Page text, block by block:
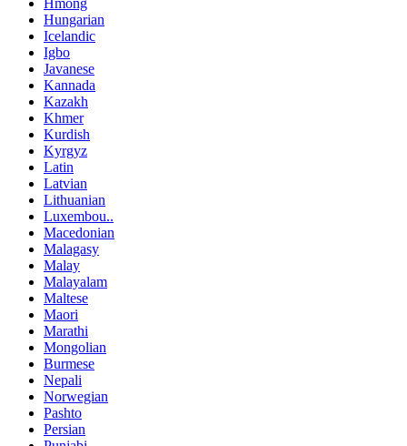
Hmong
Hungarian
Icelandic
Igbo
Javanese
Kannada
Kazakh
Khmer
Kurdish
Kyrgyz
Latin
Latvian
Lithuanian
Luxembou..
Macedonian
Malagasy
Malay
Malayalam
Maltese
Maori
Marathi
Mongolian
Burmese
Nepali
Norwegian
Pashto
Persian